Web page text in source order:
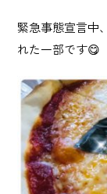
事業内容
砂利採取販
建造物総
緊急事態宣言中
れた一部です😋